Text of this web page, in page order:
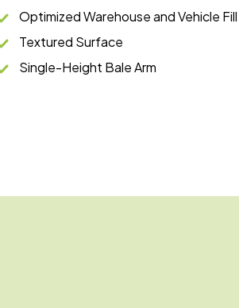
Optimized Warehouse and Vehicle Fill
Textured Surface
Single-Height Bale Arm